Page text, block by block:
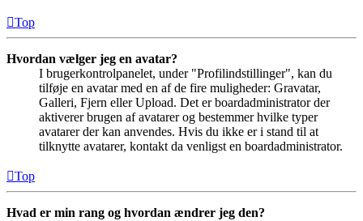
Top
Hvordan vælger jeg en avatar?
I brugerkontrolpanelet, under "Profilindstillinger", kan du
tilføje en avatar med en af de fire muligheder: Gravatar,
Galleri, Fjern eller Upload. Det er boardadministrator der
aktiverer brugen af avatarer og bestemmer hvilke typer
avatarer der kan anvendes. Hvis du ikke er i stand til at
tilknytte avatarer, kontakt da venligst en boardadministrator.
Top
Hvad er min rang og hvordan ændrer jeg den?